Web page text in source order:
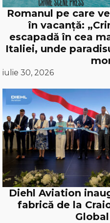
Romanul pe care
în vacanță:
escapadă în cea
Italiei, unde
iulie 30, 2026
Diehl Aviation
fabrică de la